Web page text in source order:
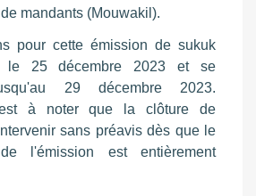
mandants (Mouwakil).
pour cette émission de sukuk
le 25 décembre 2023 et se
29 décembre 2023.
à noter que la clôture de
sans préavis dès que le
l'émission est entièrement